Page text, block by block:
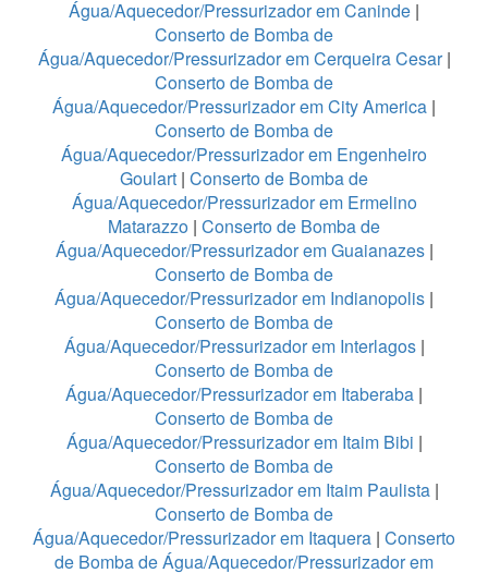
Água/Aquecedor/Pressurizador em Caninde |
Conserto de Bomba de
Água/Aquecedor/Pressurizador em Cerqueira Cesar|
Conserto de Bomba de
Água/Aquecedor/Pressurizador em City America |
Conserto de Bomba de
Água/Aquecedor/Pressurizador em Engenheiro
Goulart | Conserto de Bomba de
Água/Aquecedor/Pressurizador em Ermelino
Matarazzo | Conserto de Bomba de
Água/Aquecedor/Pressurizador em Guaianazes|
Conserto de Bomba de
Água/Aquecedor/Pressurizador em Indianopolis |
Conserto de Bomba de
Água/Aquecedor/Pressurizador em Interlagos|
Conserto de Bomba de
Água/Aquecedor/Pressurizador em Itaberaba |
Conserto de Bomba de
Água/Aquecedor/Pressurizador em Itaim Bibi |
Conserto de Bomba de
Água/Aquecedor/Pressurizador em Itaim Paulista |
Conserto de Bomba de
Água/Aquecedor/Pressurizador em Itaquera | Conserto
de Bomba de Água/Aquecedor/Pressurizador em